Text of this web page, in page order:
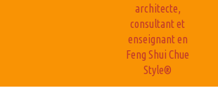
architecte,
consultant et
enseignant en
Feng Shui Chue
Style®